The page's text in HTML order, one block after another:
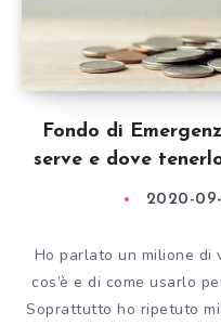
Fondo di
serve e dove
2020-
Ho parlato un milione di
cos’è e di come usarlo
Soprattutto ho ripetuto